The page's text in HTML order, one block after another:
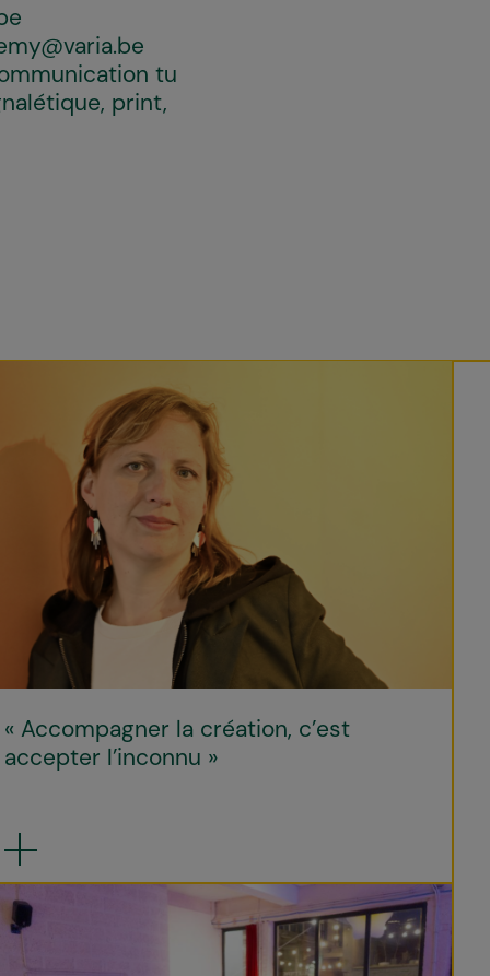
tu
print,
« Accompagner la création, c’est
accepter l’inconnu »